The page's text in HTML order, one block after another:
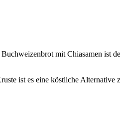
mit Chiasamen ist
ist es eine köstliche Alternative